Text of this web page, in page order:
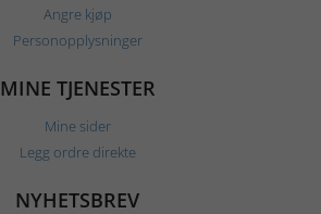
Angre kjøp
Personopplysninger
MINE TJENESTER
Mine sider
Legg ordre direkte
NYHETSBREV